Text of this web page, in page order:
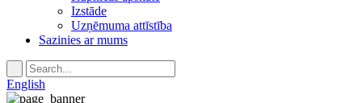
Izstāde
Uzņēmuma attīstība
Sazinies ar mums
English